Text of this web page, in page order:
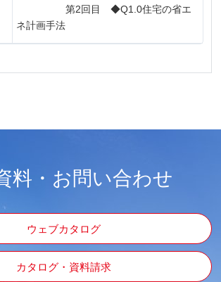
第2回目 ◆Q1.0住宅の省エ
ネ計画手法
料・お問い合わせ
ウェブカタログ
カタログ・資料請求